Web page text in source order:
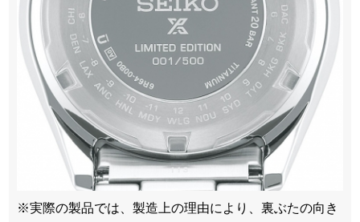
※実際の製品では、製造上の理由により、裏ぶたの向き